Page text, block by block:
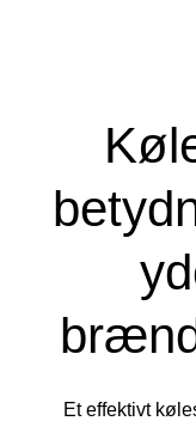
Et effektivt